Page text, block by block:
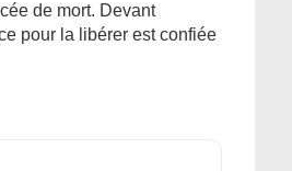
de mort. Devant
pour la libérer est confiée